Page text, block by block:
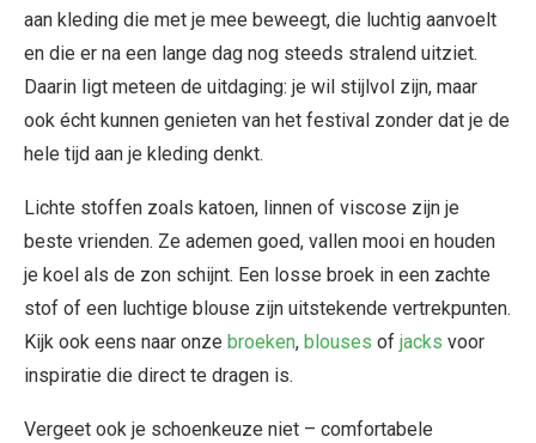
aan kleding die met je mee beweegt, die luchtig aanvoelt
en die er na een lange dag nog steeds stralend uitziet.
Daarin ligt meteen de uitdaging: je wil stijlvol zijn, maar
ook écht kunnen genieten van het festival zonder dat je de
hele tijd aan je kleding denkt.
Lichte stoffen zoals katoen, linnen of viscose zijn je
beste vrienden. Ze ademen goed, vallen mooi en houden
je koel als de zon schijnt. Een losse broek in een zachte
stof of een luchtige blouse zijn uitstekende vertrekpunten.
Kijk ook eens naar onze broeken, blouses of jacks voor
inspiratie die direct te dragen is.
Vergeet ook je schoenkeuze niet – comfortabele